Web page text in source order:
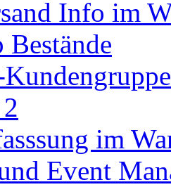
Info im
im
Event